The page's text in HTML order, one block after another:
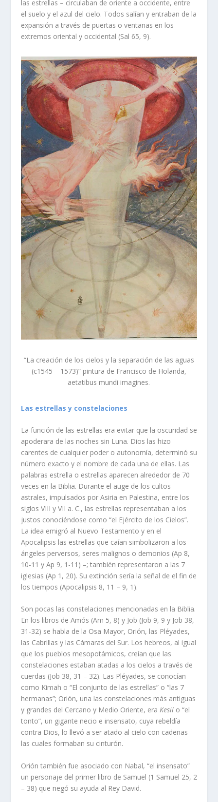
las estrellas – circulaban de oriente a occidente, entre
el suelo y el azul del cielo. Todos salían y entraban de la
expansión a través de puertas o ventanas en los
extremos oriental y occidental (Sal 65, 9).
“La creación de los cielos y la separación de las aguas
(c1545 – 1573)” pintura de Francisco de Holanda,
aetatibus mundi imagines.
Las estrellas y constelaciones
La función de las estrellas era evitar que la oscuridad se
apoderara de las noches sin Luna. Dios las hizo
carentes de cualquier poder o autonomía, determinó su
número exacto y el nombre de cada una de ellas. Las
palabras estrella o estrellas aparecen alrededor de 70
veces en la Biblia. Durante el auge de los cultos
astrales, impulsados por Asiria en Palestina, entre los
siglos VIII y VII a. C., las estrellas representaban a los
justos conociéndose como “el Ejército de los Cielos”.
La idea emigró al Nuevo Testamento y en el
Apocalipsis las estrellas que caían simbolizaron a los
ángeles perversos, seres malignos o demonios (Ap 8,
10-11 y Ap 9, 1-11) –; también representaron a las 7
iglesias (Ap 1, 20). Su extinción sería la señal de el fin de
los tiempos (Apocalipsis 8, 11 – 9, 1).
Son pocas las constelaciones mencionadas en la Biblia.
En los libros de Amós (Am 5, 8) y Job (Job 9, 9 y Job 38,
31-32) se habla de la Osa Mayor, Orión, las Pléyades,
las Cabrillas y las Cámaras del Sur. Los hebreos, al igual
que los pueblos mesopotámicos, creían que las
constelaciones estaban atadas a los cielos a través de
cuerdas (Job 38, 31 – 32). Las Pléyades, se conocían
como Kimah o “El conjunto de las estrellas” o “las 7
hermanas”; Orión, una las constelaciones más antiguas
y grandes del Cercano y Medio Oriente, era Kesil o “el
tonto”, un gigante necio e insensato, cuya rebeldía
contra Dios, lo llevó a ser atado al cielo con cadenas
las cuales formaban su cinturón.
Orión también fue asociado con Nabal, “el insensato”
un personaje del primer libro de Samuel (1 Samuel 25, 2
– 38) que negó su ayuda al Rey David.